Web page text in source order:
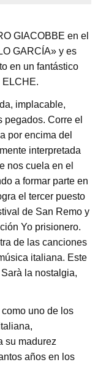
GIACOBBE en el
GARCÍA» y es
en un fantástico
ELCHE.
implacable,
Corre el
por encima del
interpretada
nos cuela en el
a formar parte en
el tercer puesto
de San Remo y
Yo prisionero.
de las canciones
italiana. Este
la nostalgia,
uno de los
su madurez
años en los